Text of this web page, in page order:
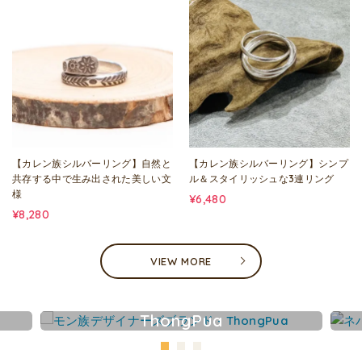
【カレン族シルバーリング】自然と
共存する中で生み出された美しい文
様
¥8,280
【カレン族シルバーリング】シンプ
ル＆スタイリッシュな3連リング
¥6,480
VIEW MORE
ThongPua